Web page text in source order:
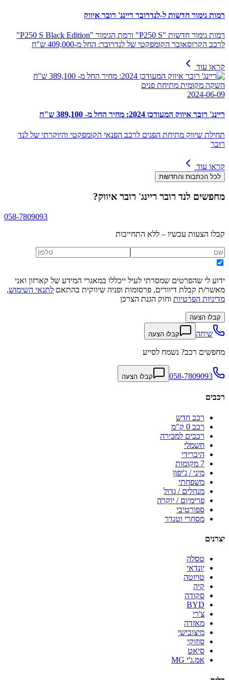
רמות גימור חדשות ל-לנדרובר ריינג' רובר איווק
רמות גימור חדשות "P250 S" ורמת הגימור "P250 S Black Edition"
לרכב הקרוסאובר הקומפקטי של לנדרובר: החל מ-409,000 ש"ח
קראו עוד
השקה מקומית מתיחת פנים
2024-06-09
ריינג' רובר איווק המעודכן 2024: מחיר החל מ- 389,100 ש"ח
תחילת שיווק מתיחת הפנים לרכב הפנאי הקומפקטי והיוקרתי של לנד
רובר
קראו עוד
לכל הכתבות והחדשות
מחפשים לנד רובר ריינג' רובר איווק?
058-7809093
קבלו הצעות עכשיו – ללא התחייבות
ידוע לי שהפרטים שמסרתי לעיל ייכללו במאגרי המידע של קארזון ואני
מאשר/ת קבלת דיוורים, פרסומות ופניה שיווקית בהתאם לתנאי השימוש,
מדיניות הפרטיות וחוק הגנת הצרכן
קבלו הצעה
שיחה קבלו הצעה
מחפשים רכב? נשמח לסייע
058-7809093 קבלו הצעה
רכבים
רכב חדש
רכב 0 ק"מ
רכבים למכירה
חשמלי
היברידי
7 מקומות
מיני / ג'יפון
משפחתי
מנהלים / גדול
פרימיום / יוקרה
ספורטיבי
מסחרי וטנדר
יצרנים
טסלה
יונדאי
טויוטה
קיה
סקודה
BYD
צ'רי
מאזדה
מיצובישי
סוזוקי
סיאט
אמ.ג'י MG